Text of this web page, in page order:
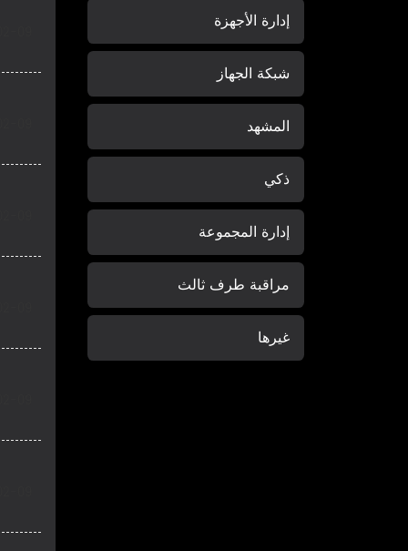
إدارة الأجهزة
شبكة الجهاز
المشهد
ذكي
إدارة المجموعة
مراقبة طرف ثالث
غيرها